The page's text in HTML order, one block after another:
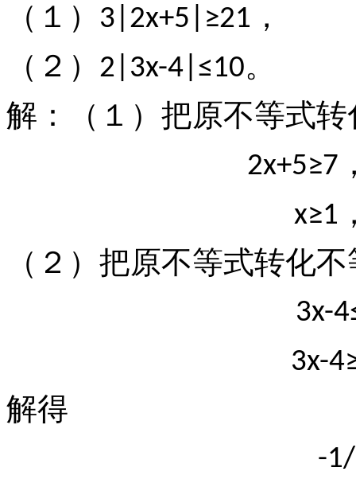
（１） 3|2x+5|≥21 ，
（２） 2|3x-4|≤10。
解：（１）把原不等式转
2x+5≥7
x≥1
（２）把原不等式转化
3x-
3x-
解得
-